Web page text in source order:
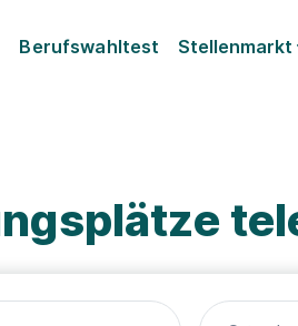
Berufswahltest Stellenmarkt